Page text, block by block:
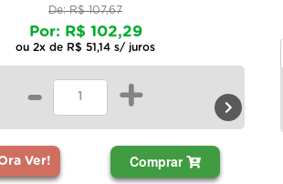
De: R$ 107,67
Por: R$ 102,29
ou 2x de R$ 51,14 s/ juros
- +
Ver! Comprar